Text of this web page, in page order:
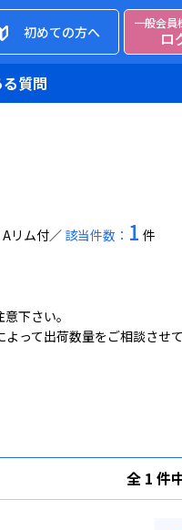
初めての方へ
一般会員
ロ
質問
リム付 該当件数： 1 件
下さい。
って出荷数量をご相談させ
全 1 件